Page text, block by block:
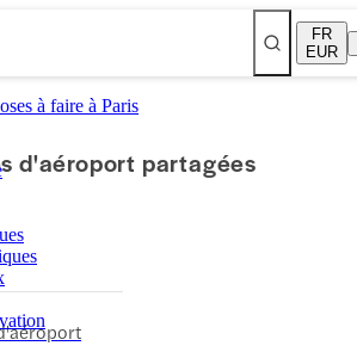
FR
EUR
à faire à Paris
d'aéroport partagées